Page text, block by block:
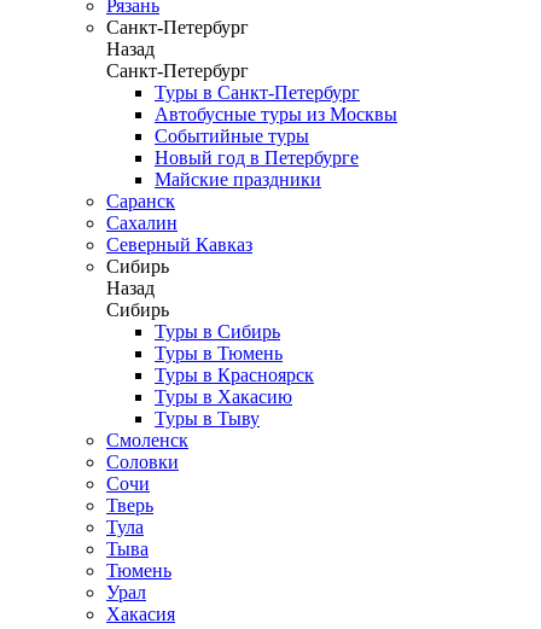
Рязань
Санкт-Петербург
Назад
Санкт-Петербург
Туры в Санкт-Петербург
Автобусные туры из Москвы
Событийные туры
Новый год в Петербурге
Майские праздники
Саранск
Сахалин
Северный Кавказ
Сибирь
Назад
Сибирь
Туры в Сибирь
Туры в Тюмень
Туры в Красноярск
Туры в Хакасию
Туры в Тыву
Смоленск
Соловки
Сочи
Тверь
Тула
Тыва
Тюмень
Урал
Хакасия